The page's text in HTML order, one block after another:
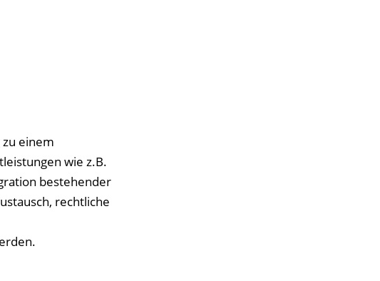
einem
wie z.B.
bestehender
rechtliche